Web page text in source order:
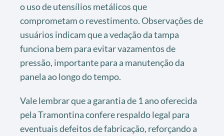
o uso de utensílios metálicos que
comprometam o revestimento. Observações de
usuários indicam que a vedação da tampa
funciona bem para evitar vazamentos de
pressão, importante para a manutenção da
panela ao longo do tempo.
Vale lembrar que a garantia de 1 ano oferecida
pela Tramontina confere respaldo legal para
eventuais defeitos de fabricação, reforçando a